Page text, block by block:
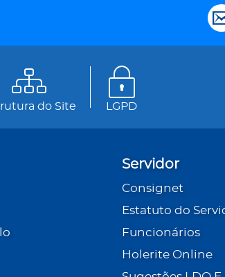
do Site LGPD
Servidor
Consignet
Estatuto do
Funcionários
Holerite Online